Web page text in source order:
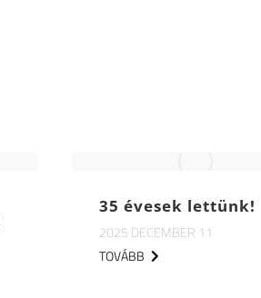
35 évesek lettünk!
2025 DECEMBER 11
TOVÁBB